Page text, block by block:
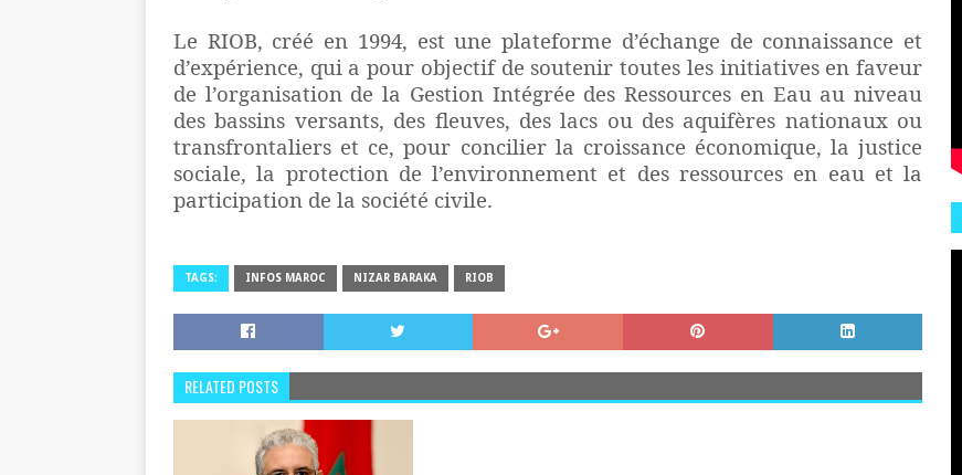
Le RIOB, créé en 1994, est une plateforme d’échange de connaissance et
d’expérience, qui a pour objectif de soutenir toutes les initiatives en faveur
de l’organisation de la Gestion Intégrée des Ressources en Eau au niveau
des bassins versants, des fleuves, des lacs ou des aquifères nationaux ou
transfrontaliers et ce, pour concilier la croissance économique, la justice
sociale, la protection de l’environnement et des ressources en eau et la
participation de la société civile.
TAGS: INFOS MAROC NIZAR BARAKA RIOB
RELATED POSTS